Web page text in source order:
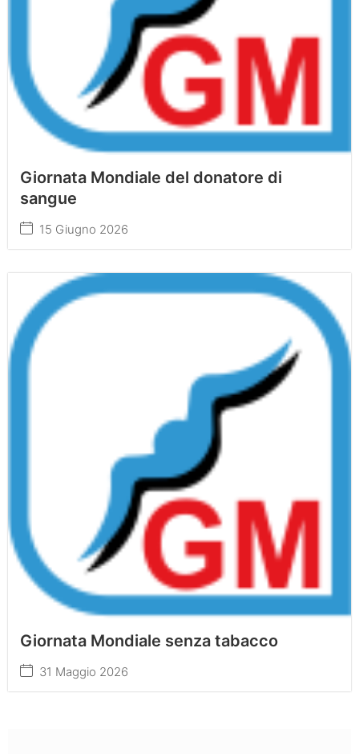
Giornata Mondiale del donatore di
sangue
15 Giugno 2026
Giornata Mondiale senza tabacco
31 Maggio 2026